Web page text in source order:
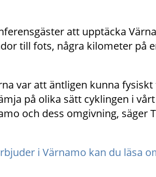
att upptäcka
till fots, några kilometer på
var att äntligen kunna
på olika sätt cyklingen i
och dess omgivning, säger
i Värnamo kan du läsa